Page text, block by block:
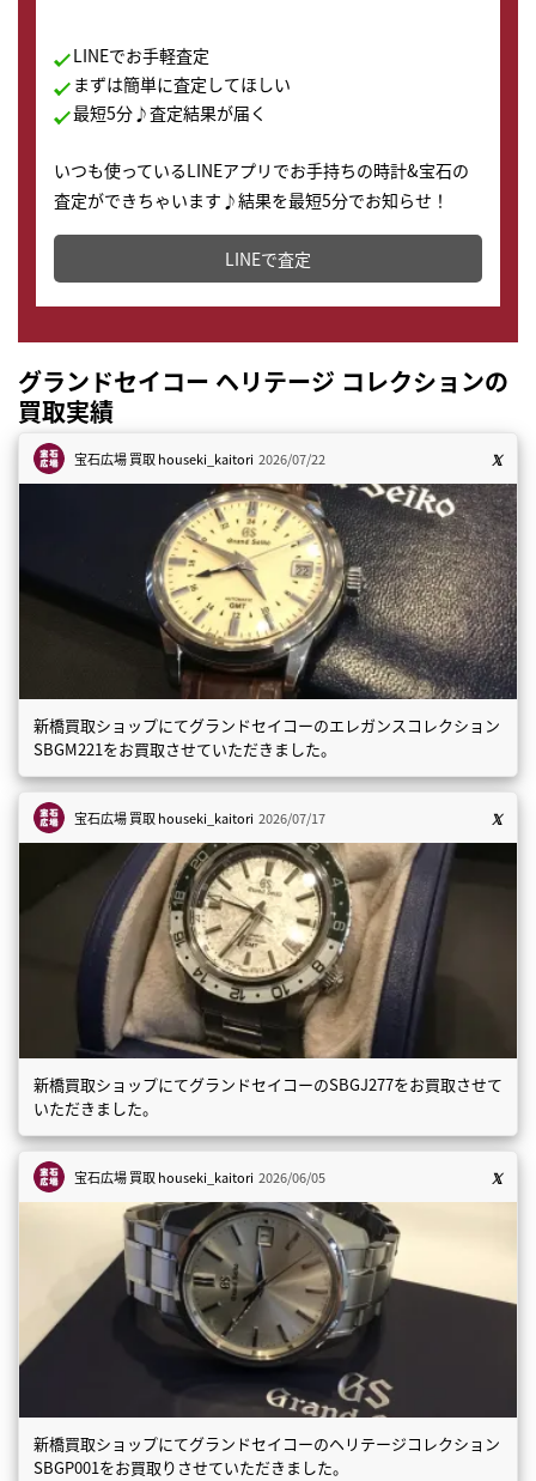
LINEでお手軽査定
まずは簡単に査定してほしい
最短5分♪査定結果が届く
いつも使っているLINEアプリでお手持ちの時計&宝石の
査定ができちゃいます♪結果を最短5分でお知らせ！
どこからでもすぐに査定金額を知ることが出来ます。
LINEで査定
グランドセイコー ヘリテージ コレクションの
買取実績
宝石広場 買取houseki_kaitori 2026/07/22
新橋買取ショップにてグランドセイコーのエレガンスコレクション
SBGM221をお買取させていただきました。
宝石広場 買取houseki_kaitori 2026/07/17
新橋買取ショップにてグランドセイコーのSBGJ277をお買取させて
いただきました。
宝石広場 買取houseki_kaitori 2026/06/05
新橋買取ショップにてグランドセイコーのヘリテージコレクション
SBGP001をお買取りさせていただきました。